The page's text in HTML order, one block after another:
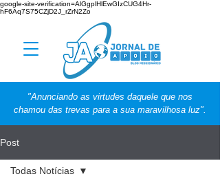
google-site-verification=AlGgplHlEwGIzCUG4Hr-
hF6Aq7S75CZjD2J_rZrN2Zo
"Anunciando as virtudes daquele que nos
chamou das trevas para a sua maravilhosa luz".
Post
Todas Notícias